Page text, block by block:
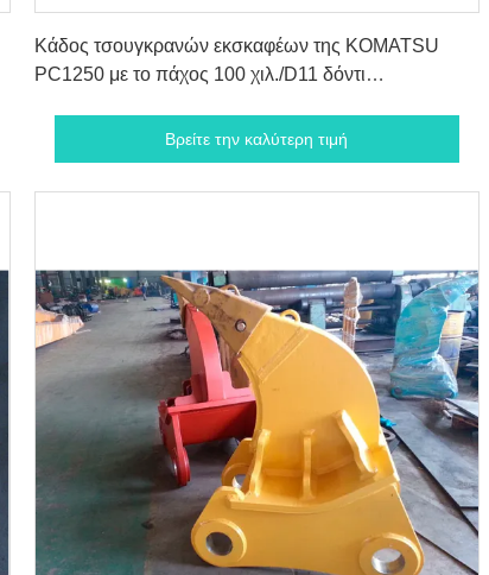
Κάδος τσουγκρανών εκσκαφέων της KOMATSU
PC1250 με το πάχος 100 χιλ./D11 δόντι
Βρείτε την καλύτερη τιμή